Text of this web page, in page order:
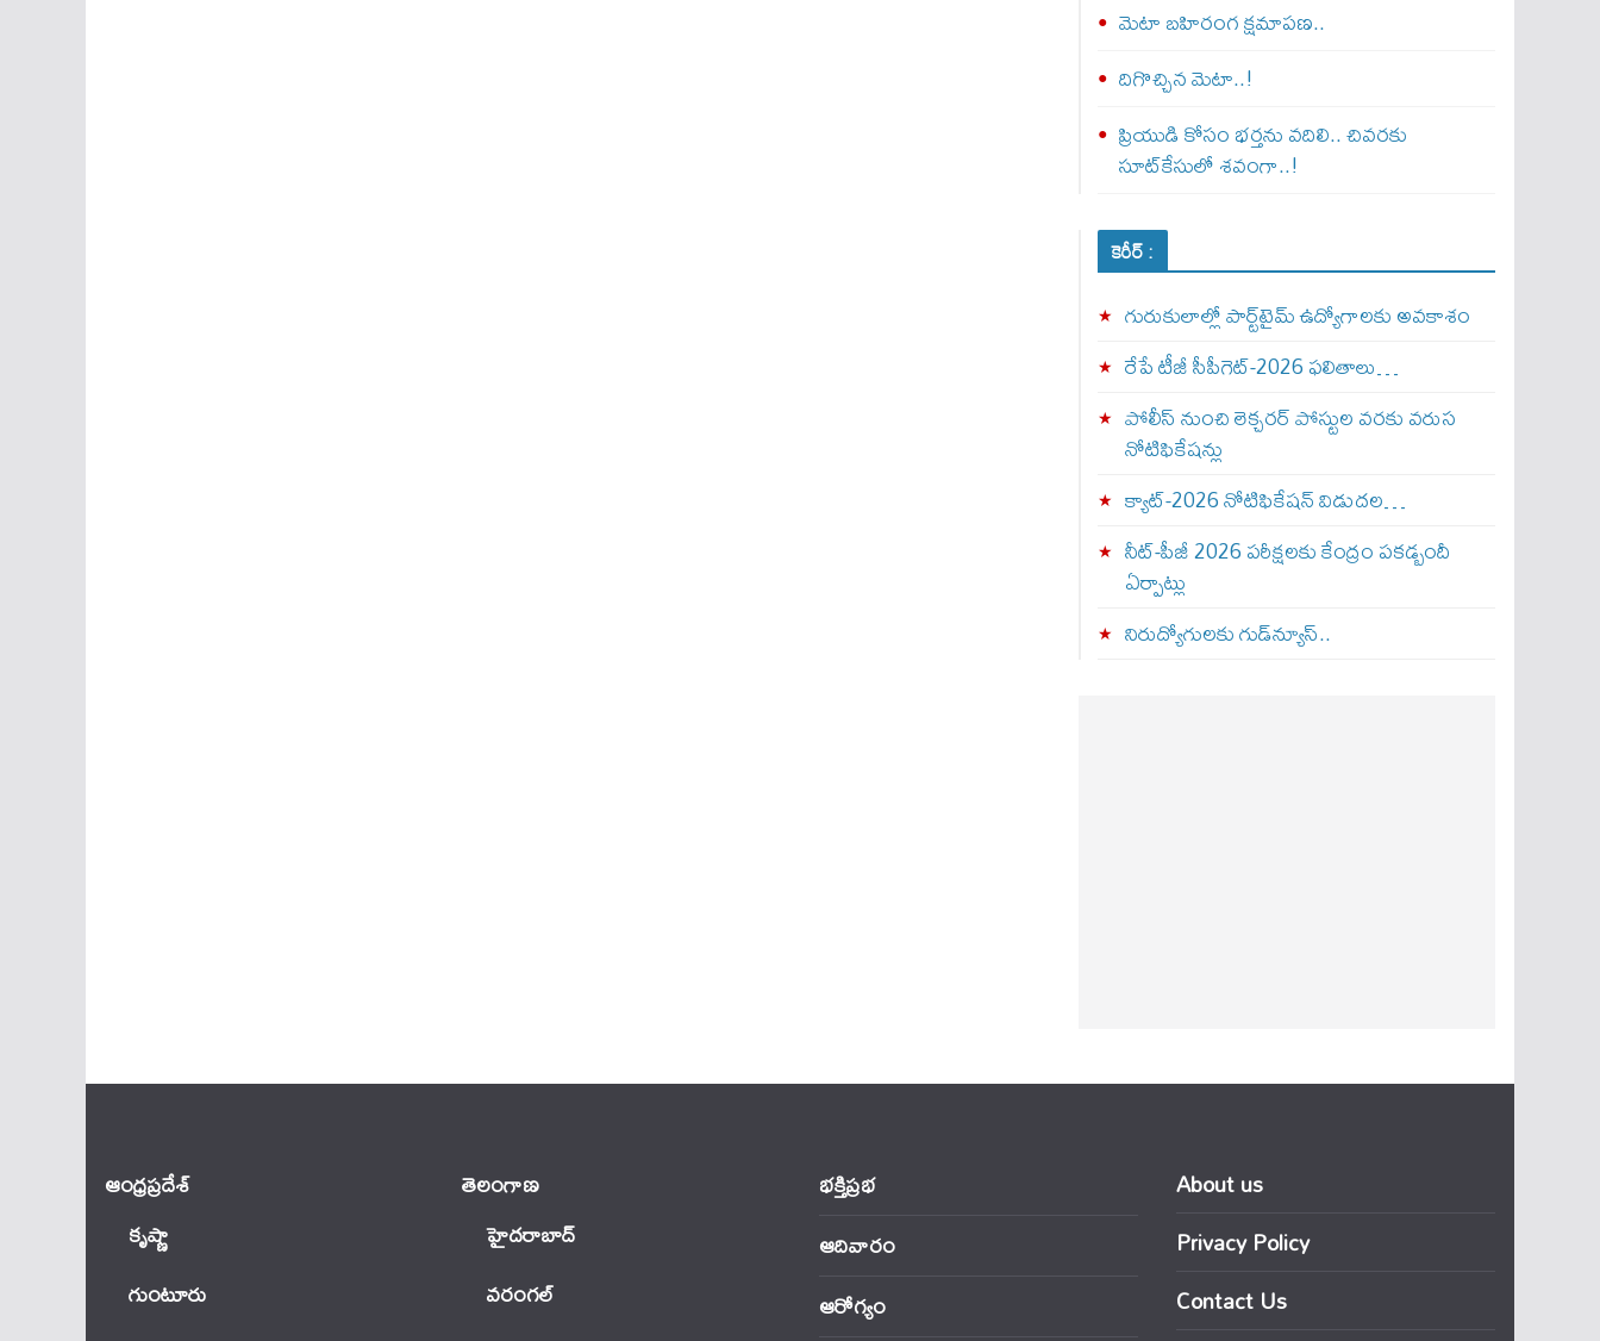
మెటా బ‌హిరంగ క్షమాపణ..
దిగొచ్చిన మెటా..!
ప్రియుడి కోసం భర్తను వదిలి.. చివరకు
సూట్‌కేసులో శవంగా..!
కెరీర్ :
గురుకులాల్లో పార్ట్‌టైమ్ ఉద్యోగాలకు అవకాశం
రేపే టీజీ సీపీగెట్‌-2026 ఫలితాలు…
పోలీస్ నుంచి లెక్చరర్ పోస్టుల వరకు వరుస
నోటిఫికేషన్లు
క్యాట్-2026 నోటిఫికేషన్ విడుదల…
నీట్-పీజీ 2026 పరీక్షలకు కేంద్రం పకడ్బందీ
ఏర్పాట్లు
నిరుద్యోగులకు గుడ్‌న్యూస్..
ఆంధ్ర‌ప్ర‌దేశ్
కృష్ణా
గుంటూరు
తెలంగాణ‌
హైదరాబాద్
వ‌రంగ‌ల్
భక్తిప్రభ
ఆదివారం
ఆరోగ్యం
About us
Privacy Policy
Contact Us